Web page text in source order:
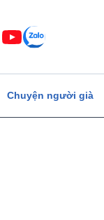
Chuyện người già